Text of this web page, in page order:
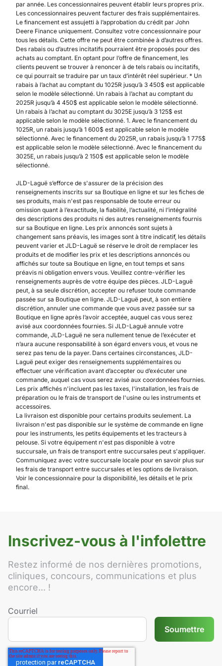
par année. Les concessionnaires peuvent établir leurs propres prix.
Les concessionnaires peuvent facturer des frais supplémentaires.
Le financement est assujetti à l’approbation du crédit par John
Deere Finance uniquement. Consultez votre concessionnaire pour
tous les détails. Cette offre ne peut être combinée à d’autres offres.
Des rabais ou d’autres incitatifs pourraient être proposés pour des
achats au comptant. En optant pour l’offre de financement, les
clients peuvent se trouver à renoncer à de tels rabais ou incitatifs,
ce qui pourrait se traduire par un taux d’intérêt réel supérieur. * Un
rabais à l’achat au comptant du 1025R jusqu’à 3 450$ est applicable
selon le modèle sélectionné. Un rabais à l’achat au comptant du
2025R jusqu’à 4 450$ est applicable selon le modèle sélectionné.
Un rabais à l’achat au comptant du 3025E jusqu’à 3 125$ est
applicable selon le modèle sélectionné. 1. Avec le financement du
1025R, un rabais jusqu’à 1 600$ est applicable selon le modèle
sélectionné. Avec le financement du 2025R, un rabais jusqu’à 1 775$
est applicable selon le modèle sélectionné. Avec le financement du
3025E, un rabais jusqu’à 2 150$ est applicable selon le modèle
sélectionné.
JLD-Laguë s’efforce de s'assurer de la précision des
renseignements inscrits sur sa Boutique en ligne et sur les fiches de
ses produits, mais n'est pas responsable de toute erreur ou
omission quant à l’exactitude, la fiabilité, l’actualité, ni l’intégralité
des descriptions des produits ni des autres renseignements fournis
sur sa Boutique en ligne. Les prix annoncés sont sujets à
changement sans préavis, les images sont à titre indicatif, les détails
peuvent varier et JLD-Laguë se réserve le droit de remplacer les
produits et de modifier les prix et les descriptions annoncés ou
affichés sur toute sa Boutique en ligne, en tout temps et sans
préavis ni obligation envers vous. Veuillez contre-vérifier les
renseignements auprès de votre équipe des pièces. JLD-Laguë
peut, à sa seule discrétion, accepter ou refuser toute commande
passée sur sa Boutique en ligne. JLD-Laguë peut, à son entière
discrétion, annuler une commande que vous avez passée sur sa
Boutique en ligne après l’avoir acceptée, auquel cas vous serez
avisé aux coordonnées fournies. Si JLD-Laguë annule votre
commande, JLD-Laguë ne sera nullement tenue de l’exécuter et
n’aura aucune responsabilité à son égard envers vous, et vous ne
serez pas tenu de la payer. Dans certaines circonstances, JLD-
Laguë peut exiger des renseignements supplémentaires ou
effectuer une vérification avant d’accepter ou d’exécuter une
commande, auquel cas vous serez avisé aux coordonnées fournies.
Les prix affichés n'incluent pas les taxes, l'installation, les frais de
préparation ou le frais de transport de l'usine ou les instruments et
accessoires.
La livraison est disponible pour certains produits seulement. La
livraison n'est pas disponible sur le système de commande en ligne
pour les instruments, les petits équipements et les tracteurs à
pelouse. Si votre équipement n'est pas disponible à votre
succursale, un frais de transport entre succursales peut s'appliquer.
Communiquez avec votre succursale locale pour en savoir plus sur
les frais de transport entre succursales et les options de livraison.
Voir le concessionnaire pour la disponibilité, les détails et le prix
final.
Inscrivez-vous à l'infolettre
Restez informé de nos dernières promotions,
cliniques, concours, communications et plus
encore... !
Courriel